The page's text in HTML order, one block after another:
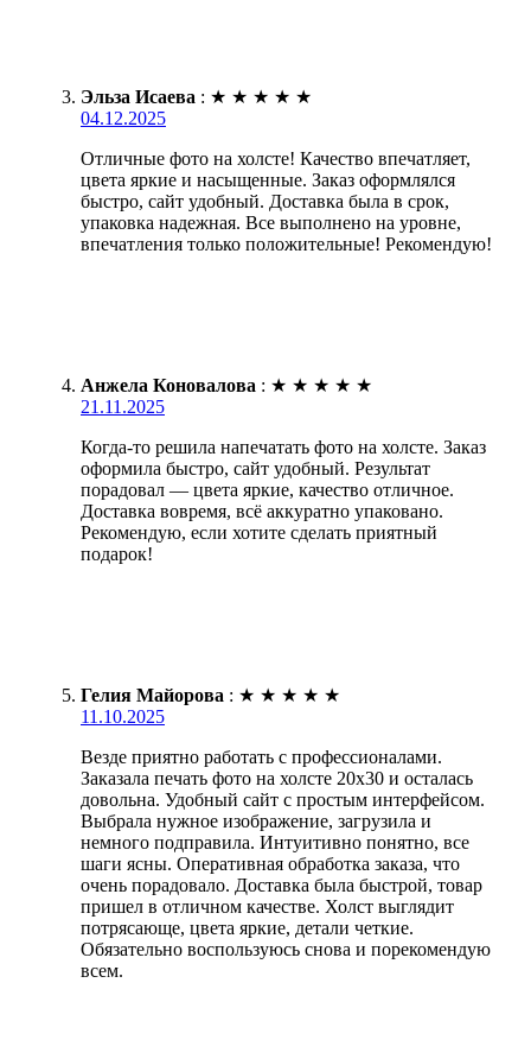
Эльза Исаева : ★ ★ ★ ★ ★
04.12.2025
Отличные фото на холсте! Качество впечатляет,
цвета яркие и насыщенные. Заказ оформлялся
быстро, сайт удобный. Доставка была в срок,
упаковка надежная. Все выполнено на уровне,
впечатления только положительные! Рекомендую!
Анжела Коновалова : ★ ★ ★ ★ ★
21.11.2025
Когда-то решила напечатать фото на холсте. Заказ
оформила быстро, сайт удобный. Результат
порадовал — цвета яркие, качество отличное.
Доставка вовремя, всё аккуратно упаковано.
Рекомендую, если хотите сделать приятный
подарок!
Гелия Майорова : ★ ★ ★ ★ ★
11.10.2025
Везде приятно работать с профессионалами.
Заказала печать фото на холсте 20х30 и осталась
довольна. Удобный сайт с простым интерфейсом.
Выбрала нужное изображение, загрузила и
немного подправила. Интуитивно понятно, все
шаги ясны. Оперативная обработка заказа, что
очень порадовало. Доставка была быстрой, товар
пришел в отличном качестве. Холст выглядит
потрясающе, цвета яркие, детали четкие.
Обязательно воспользуюсь снова и порекомендую
всем.